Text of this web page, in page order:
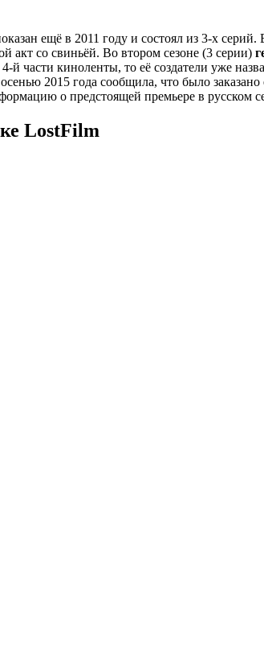
ещё в 2011 году и состоял из 3-х
акт со свиньёй. Во втором сезоне (3 серии)
й части киноленты, то её создатели уже
2015 года сообщила, что было
о предстоящей премьере в русском
LostFilm